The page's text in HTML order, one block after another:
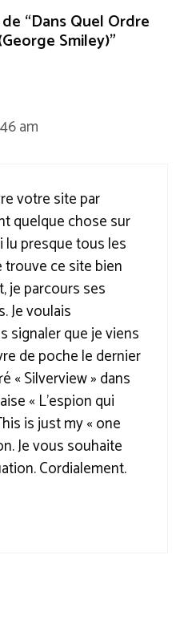
“Dans Quel Ordre
Smiley)”
am
votre site par
quelque chose sur
lu presque tous les
trouve ce site bien
je parcours ses
Je voulais
signaler que je viens
de poche le dernier
« Silverview » dans
« L’espion qui
is just my « one
Je vous souhaite
Cordialement.